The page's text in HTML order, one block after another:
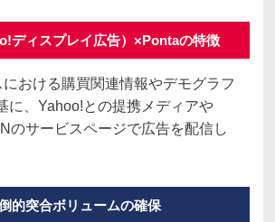
ディスプレイ広告） ×Pontaの特徴
おける購買関連情報やデモグラフ
に、Yahoo!との提携メディアや
のサービスページで広告を配信し
的突合ボリュームの確保